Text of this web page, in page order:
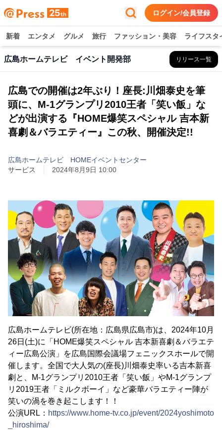
ログイン/会員登録
新着 エンタメ グルメ 旅行 ファッション・美容 ライフスタ
広島ホームテレビ イベント開発部 リリース一覧
広島での開催は2年ぶり！座長:川畑泰史を筆
頭に、M-1グランプリ2010王者「笑い飯」な
どが出演する『HOME爆笑スペシャル 吉本新
喜劇＆バラエティー』この秋、開催決定!!
広島ホームテレビ HOMEイベントセンター
サービス
2024年8月9日 10:00
広島ホームテレビ(所在地：広島県広島市)は、2024年10月
26日(土)に「HOME爆笑スペシャル 吉本新喜劇＆バラエテ
ィー広島公演」を広島国際会議場フェニックスホールで開
催します。全国で大人気の(座長)川畑泰史率いる吉本新喜
劇と、M-1グランプリ2010王者「笑い飯」やM-1グランプ
リ2019王者「ミルクボーイ」など豪華バラエティー陣が
笑いの渦を巻き起こします！！
公演URL： https://www.home-tv.co.jp/event/2024yoshimoto
_hiroshima/